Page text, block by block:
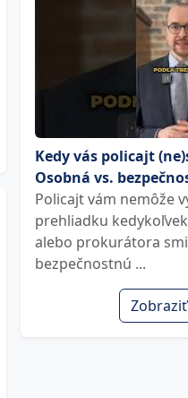
Kedy vás policajt
Osobná vs.
Policajt vám nemôže
prehliadku
alebo prokurátora
bezpečnostnú ...